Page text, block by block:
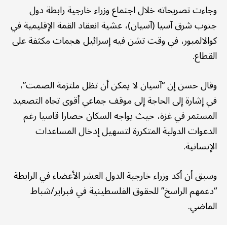
وجاءت تصريحاته خلال اجتماع وزراء خارجية رابطة دول
جنوب شرق آسيا (آسيان)، عشية انعقاد القمة الإقليمية في
كوالالمبور، في وقت تشن فيه إسرائيل هجمات مكثفة على
القطاع.
وقال حسن إن “آسيان لا يمكن أن تظل ملتزمة الصمت”،
في إشارة إلى الحاجة إلى موقف جماعي أقوى تجاه التصعيد
المستمر في غزة، حيث يواجه السكان حصارا قاسيا رغم
الدعوات الدولية المتكررة لتسهيل إدخال المساعدات
الإنسانية.
وسبق أن أكد وزراء خارجية الدول العشر الأعضاء في الرابطة
“دعمهم الراسخ” للحقوق الفلسطينية في فبراير/شباط
الماضي.